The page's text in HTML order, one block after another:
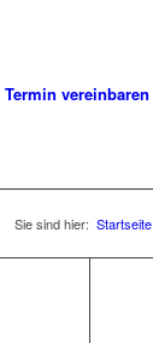
Termin vereinbaren
Sie sind hier: Startseite